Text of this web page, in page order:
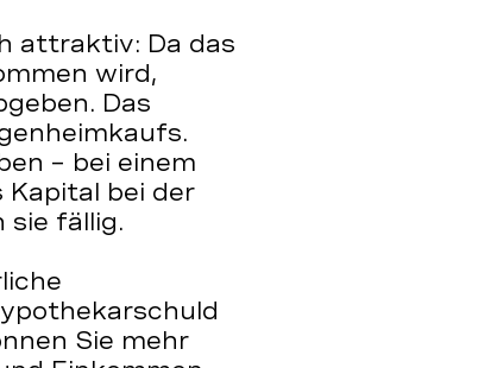
attraktiv: Da das
wird,
Das
– bei einem
Kapital bei der
sie fällig.
Sie mehr